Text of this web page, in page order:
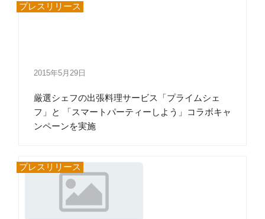
プレスリリース
2015年5月29日
厳選シェフの出張料理サービス「プライムシェ
フ」と 「スマートパーティーしよう」コラボキャ
ンペーンを実施
プレスリリース